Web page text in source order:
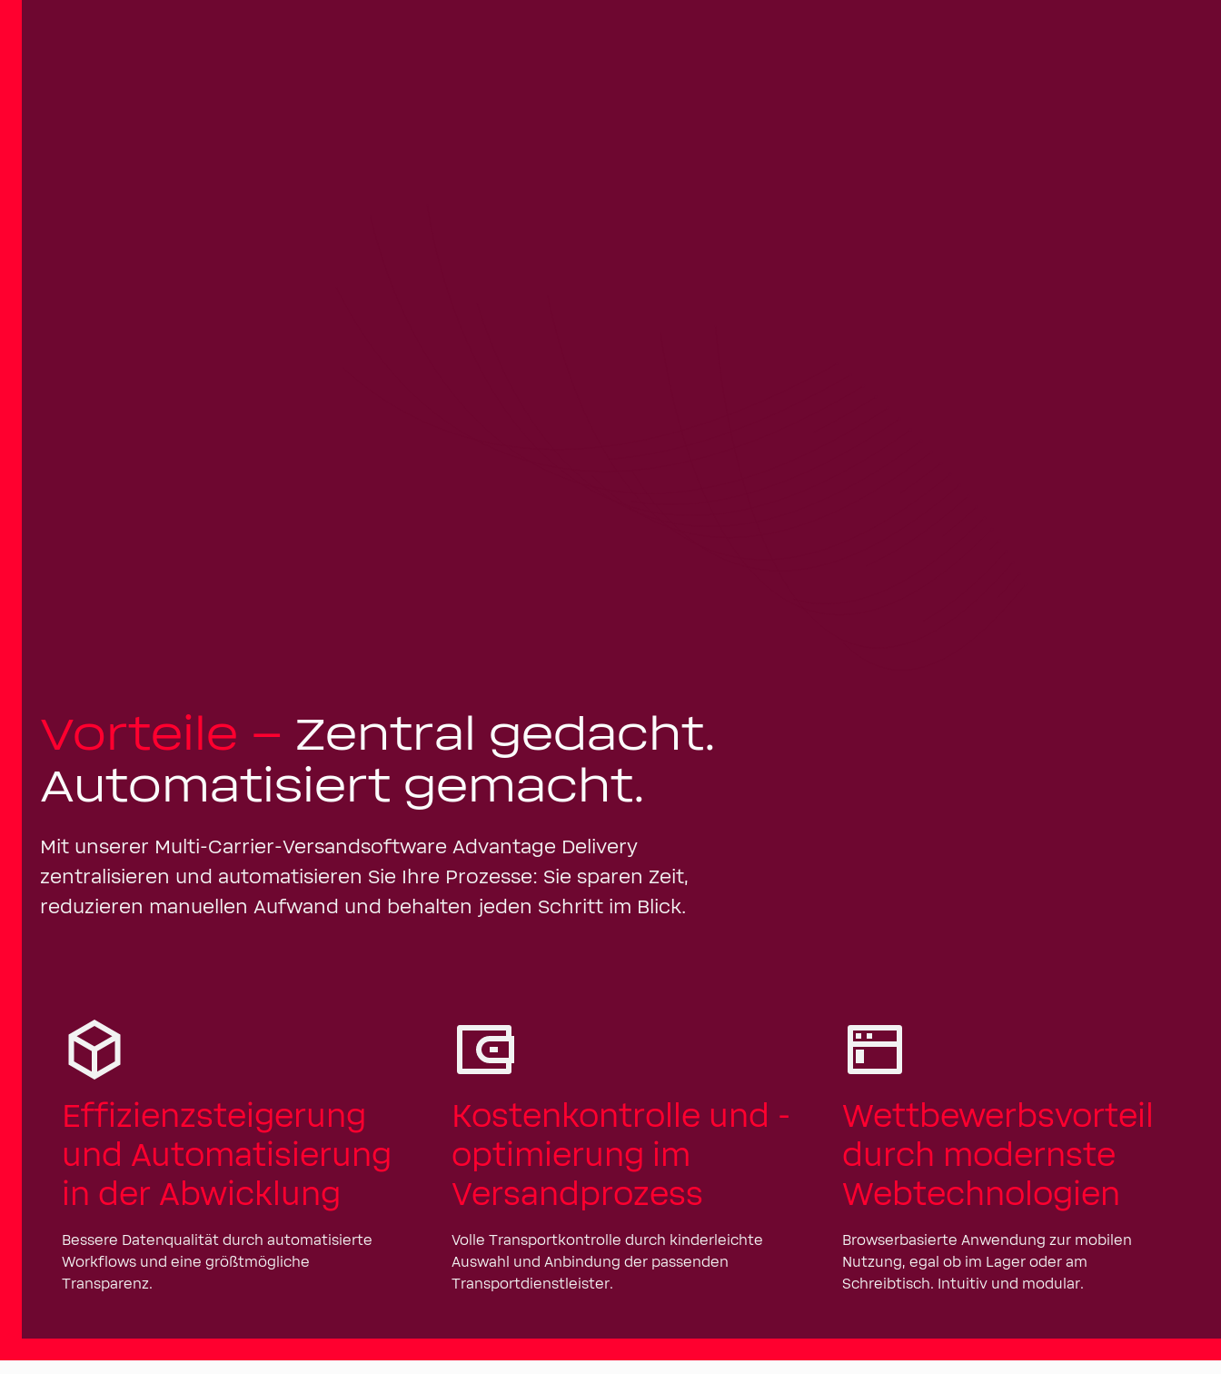
Vorteile – Zentral gedacht.
Automatisiert gemacht.
Mit unserer Multi-Carrier-Versandsoftware Advantage Delivery
zentralisieren und automatisieren Sie Ihre Prozesse: Sie sparen Zeit,
reduzieren manuellen Aufwand und behalten jeden Schritt im Blick.
Effizienzsteigerung
und Automatisierung
in der Abwicklung
Bessere Datenqualität durch automatisierte
Workflows und eine größtmögliche
Transparenz.
Kostenkontrolle und -
optimierung im
Versandprozess
Volle Transportkontrolle durch kinderleichte
Auswahl und Anbindung der passenden
Transportdienstleister.
Wettbewerbsvorteil
durch modernste
Webtechnologien
Browserbasierte Anwendung zur mobilen
Nutzung, egal ob im Lager oder am
Schreibtisch. Intuitiv und modular.